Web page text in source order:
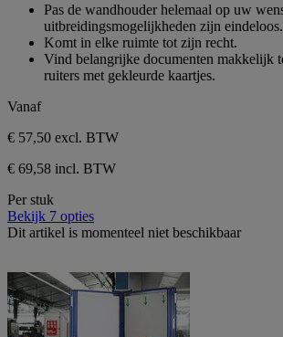
beoordeling
sterren.
beoordeling
Pas de wandhouder helemaal op uw
uitbreidingsmogelijkheden zijn eindeloos.
Komt in elke ruimte tot zijn recht.
Vind belangrijke documenten makkelijk
ruiters met gekleurde kaartjes.
Vanaf
€ 57,50 excl. BTW
€ 69,58 incl. BTW
Per stuk
Bekijk 7 opties
Dit artikel is momenteel niet beschikbaar